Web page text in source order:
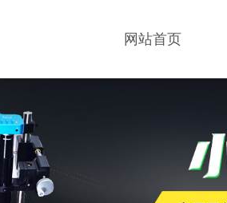
网站首页